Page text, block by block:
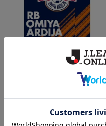
2025RB大宮アルディージャガイ